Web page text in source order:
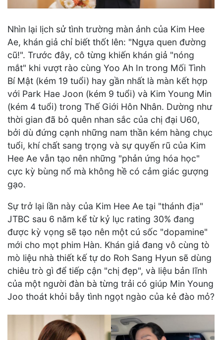
Nhìn lại lịch sử tình trường màn ảnh của Kim Hee
Ae, khán giả chỉ biết thốt lên: "Ngựa quen đường
cũ!". Trước đây, cô từng khiến khán giả "nóng
mắt" khi vượt rào cùng Yoo Ah In trong Mối Tình
Bí Mật (kém 19 tuổi) hay gần nhất là màn kết hợp
với Park Hae Joon (kém 9 tuổi) và Kim Young Min
(kém 4 tuổi) trong Thế Giới Hôn Nhân. Dường như
thời gian đã bỏ quên nhan sắc của chị đại U60,
bởi dù đứng cạnh những nam thần kém hàng chục
tuổi, khí chất sang trọng và sự quyến rũ của Kim
Hee Ae vẫn tạo nên những "phản ứng hóa học"
cực kỳ bùng nổ mà không hề có cảm giác gượng
gạo.
Sự trở lại lần này của Kim Hee Ae tại "thánh địa"
JTBC sau 6 năm kể từ kỷ lục rating 30% đang
được kỳ vọng sẽ tạo nên một cú sốc "dopamine"
mới cho mọt phim Hàn. Khán giả đang vô cùng tò
mò liệu nhà thiết kế tự do Roh Sang Hyun sẽ dùng
chiêu trò gì để tiếp cận "chị đẹp", và liệu bản lĩnh
của một người đàn bà từng trải có giúp Min Young
Joo thoát khỏi bẫy tình ngọt ngào của kẻ đào mỏ?